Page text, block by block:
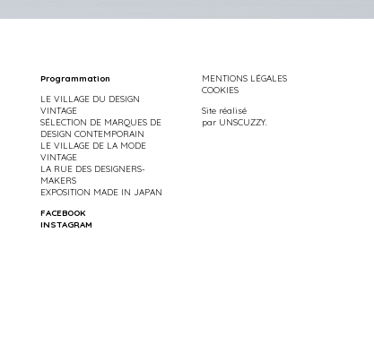
Programmation
LE VILLAGE DU DESIGN
VINTAGE
SÉLECTION DE MARQUES DE
DESIGN CONTEMPORAIN
LE VILLAGE DE LA MODE
VINTAGE
LA RUE DES DESIGNERS-
MAKERS
EXPOSITION MADE IN JAPAN
FACEBOOK
INSTAGRAM
MENTIONS LÉGALES
COOKIES
Site réalisé
par UNSCUZZY